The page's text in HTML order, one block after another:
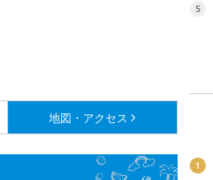
地図・アクセス
5
1